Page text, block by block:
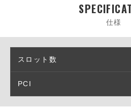
仕様
スロット数
PCI